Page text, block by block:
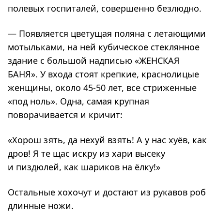
полевых госпиталей, совершенно безлюдно.
— Появляется цветущая поляна с летающими
мотыльками, на ней кубическое стеклянное
здание с большой надписью «ЖЕНСКАЯ
БАНЯ». У входа стоят крепкие, краснолицые
женщины, около 45-50 лет, все стриженные
«под ноль». Одна, самая крупная
поворачивается и кричит:
«Хорош зять, да нехуй взять! А у нас хуёв, как
дров! Я те щас искру из хари высеку
и пиздюлей, как шариков на ёлку!»
Остальные хохочут и достают из рукавов роб
длинные ножи.